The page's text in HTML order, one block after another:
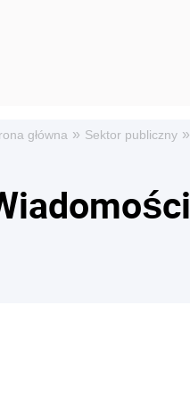
główna » Sektor publiczny »